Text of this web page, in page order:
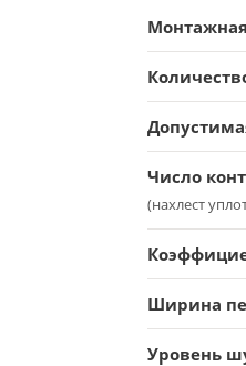
Число
(нахлест
Ширина
Уровень